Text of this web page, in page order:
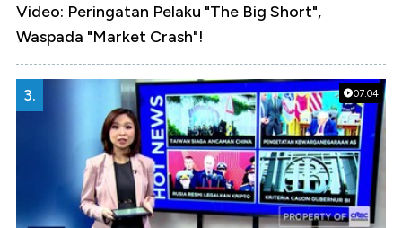
Video: Peringatan Pelaku "The Big Short",
Waspada "Market Crash"!
07:04
3.